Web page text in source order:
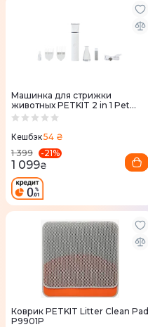
Машинка для стрижки
животных PETKIT 2 in 1 Pet
Trimmer Pro
Кешбэк54 ₴
1 399
-21%
1 099₴
Коврик PETKIT Litter Clean Pad
P9901P